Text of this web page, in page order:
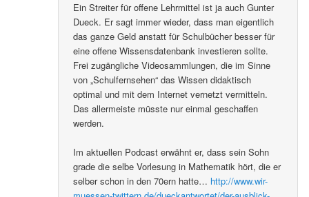
Ein Streiter für offene Lehrmittel ist ja auch Gunter
Dueck. Er sagt immer wieder, dass man eigentlich
das ganze Geld anstatt für Schulbücher besser für
eine offene Wissensdatenbank investieren sollte.
Frei zugängliche Videosammlungen, die im Sinne
von „Schulfernsehen“ das Wissen didaktisch
optimal und mit dem Internet vernetzt vermitteln.
Das allermeiste müsste nur einmal geschaffen
werden.
Im aktuellen Podcast erwähnt er, dass sein Sohn
grade die selbe Vorlesung in Mathematik hört, die er
selber schon in den 70ern hatte… http://www.wir-